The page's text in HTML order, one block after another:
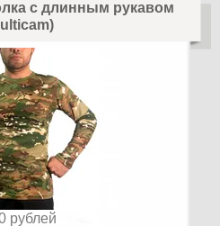
с длинным рукавом
рублей